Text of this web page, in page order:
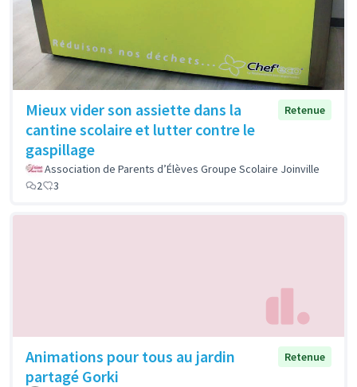
Mieux vider son assiette dans la
cantine scolaire et lutter contre le
gaspillage
Retenue
Association de Parents d’Élèves Groupe Scolaire Joinville
2
3
Animations pour tous au jardin
partagé Gorki
Retenue